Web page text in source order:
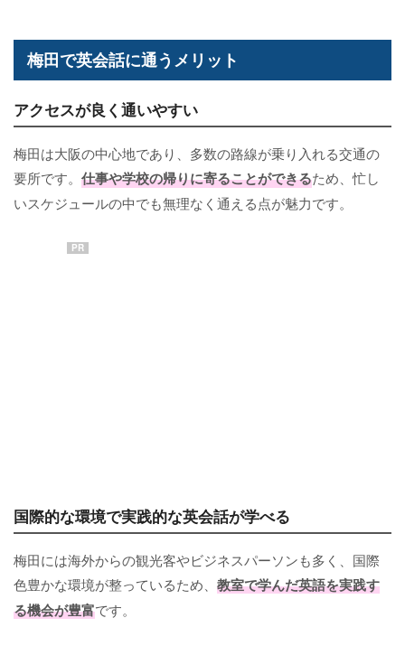
梅田で英会話に通うメリット
アクセスが良く通いやすい
梅田は大阪の中心地であり、多数の路線が乗り入れる交通の
要所です。 仕事や学校の帰りに寄ることができるため、忙し
いスケジュールの中でも無理なく通える点が魅力です。
PR
国際的な環境で実践的な英会話が学べる
梅田には海外からの観光客やビジネスパーソンも多く、国際
色豊かな環境が整っているため、 教室で学んだ英語を実践す
る機会が豊富です。